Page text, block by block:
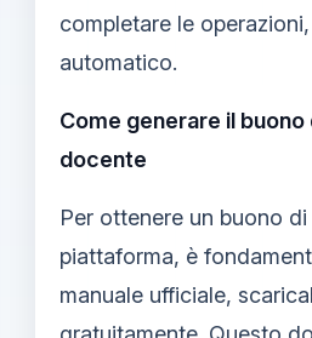
completare le
automatico.
Come generare il buono
docente
Per ottenere un buono di
piattaforma, è
manuale ufficiale,